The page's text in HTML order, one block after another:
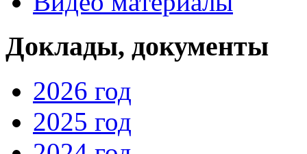
Доклады, документы
2026 год
2025 год